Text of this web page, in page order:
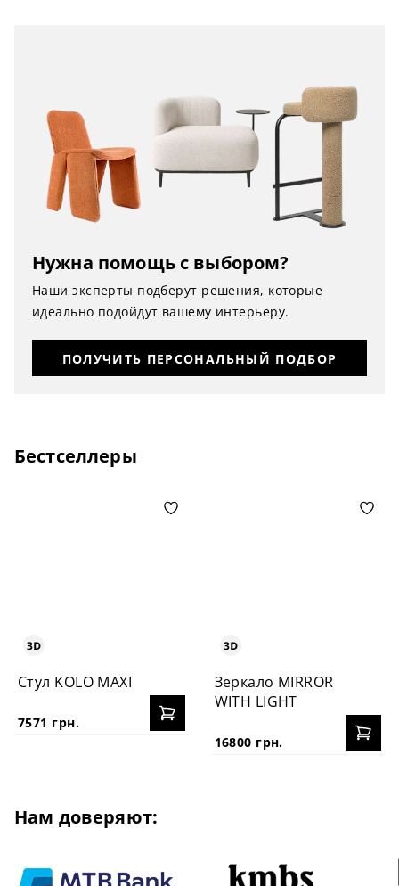
Нужна помощь с выбором?
Наши эксперты подберут решения, которые
идеально подойдут вашему интерьеру.
ПОЛУЧИТЬ ПЕРСОНАЛЬНЫЙ ПОДБОР
Бестселлеры
Стул KOLO MAXI
7571 грн.
Зеркало MIRROR
WITH LIGHT
16800 грн.
Нам доверяют: